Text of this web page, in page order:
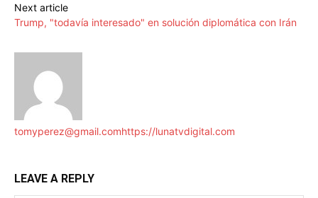
Next article
Trump, "todavía interesado" en solución diplomática con Irán
tomyperez@gmail.comhttps://lunatvdigital.com
LEAVE A REPLY